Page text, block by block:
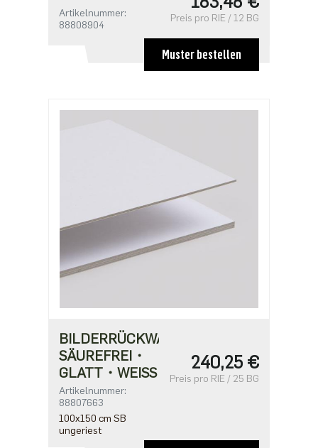
Artikelnummer:
88808904
Preis pro RIE / 12 BG
Muster bestellen
BILDERRÜCKWANDPAPPE
SÄUREFREI・
GLATT・WEISS
Artikelnummer:
88807663
100x150 cm SB
ungeriest
240,25 €
Preis pro RIE / 25 BG